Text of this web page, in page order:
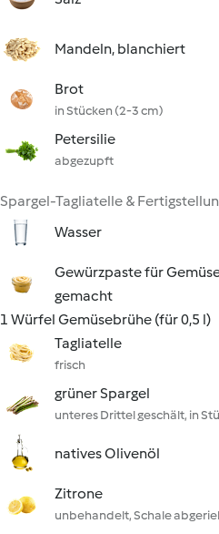
Mandeln, blanchiert
Brot
in Stücken (2-3 cm)
Petersilie
abgezupft
Spargel-Tagliatelle &
Wasser
Gewürzpaste für
gemacht
1 Würfel Gemüsebrühe (für 0,5 l)
Tagliatelle
frisch
grüner Spargel
unteres Drittel geschält, in
natives Olivenöl
Zitrone
unbehandelt, Schale